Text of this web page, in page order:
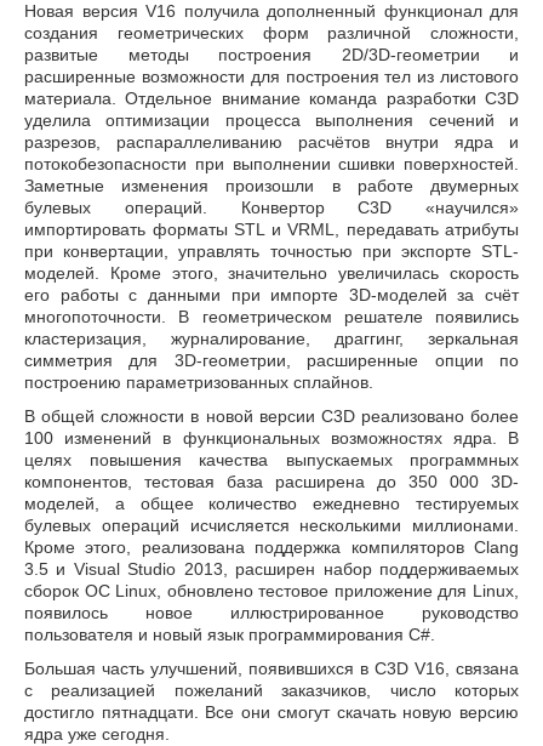
Новая версия V16 получила дополненный функционал для
создания геометрических форм различной сложности,
развитые методы построения 2D/3D-геометрии и
расширенные возможности для построения тел из листового
материала. Отдельное внимание команда разработки C3D
уделила оптимизации процесса выполнения сечений и
разрезов, распараллеливанию расчётов внутри ядра и
потокобезопасности при выполнении сшивки поверхностей.
Заметные изменения произошли в работе двумерных
булевых операций. Конвертор С3D «научился»
импортировать форматы STL и VRML, передавать атрибуты
при конвертации, управлять точностью при экспорте STL-
моделей. Кроме этого, значительно увеличилась скорость
его работы с данными при импорте 3D-моделей за счёт
многопоточности. В геометрическом решателе появились
кластеризация, журналирование, драггинг, зеркальная
симметрия для 3D-геометрии, расширенные опции по
построению параметризованных сплайнов.
В общей сложности в новой версии C3D реализовано более
100 изменений в функциональных возможностях ядра. В
целях повышения качества выпускаемых программных
компонентов, тестовая база расширена до 350 000 3D-
моделей, а общее количество ежедневно тестируемых
булевых операций исчисляется несколькими миллионами.
Кроме этого, реализована поддержка компиляторов Clang
3.5 и Visual Studio 2013, расширен набор поддерживаемых
сборок ОС Linux, обновлено тестовое приложение для Linux,
появилось новое иллюстрированное руководство
пользователя и новый язык программирования C#.
Большая часть улучшений, появившихся в C3D V16, связана
с реализацией пожеланий заказчиков, число которых
достигло пятнадцати. Все они смогут скачать новую версию
ядра уже сегодня.